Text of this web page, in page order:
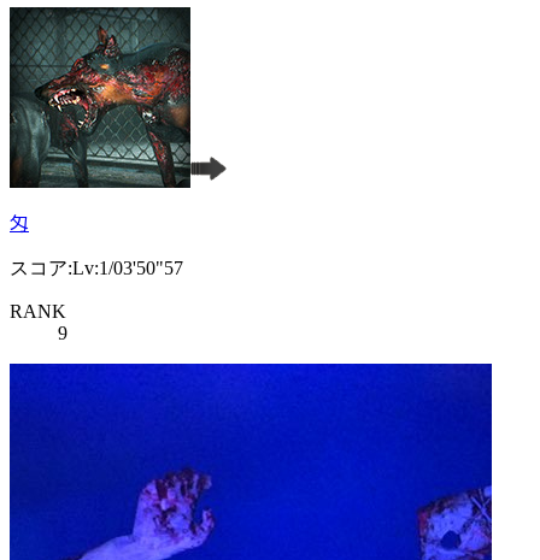
匁
スコア:Lv:1/03'50"57
RANK
9